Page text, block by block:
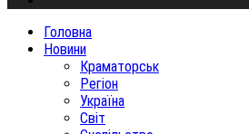
Головна
Новини
Краматорськ
Регіон
Україна
Світ